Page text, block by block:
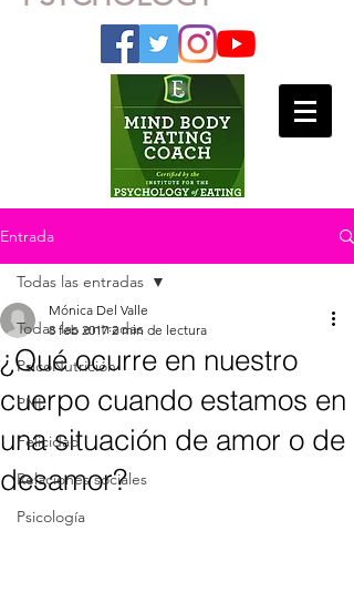
Entrada
Todas las entradas
PsicoNutrición
PNL
Felicidad
Relaciones sociales
Psicología
Todas las entradas
¿Qué ocurre en nuestro
cuerpo cuando estamos en
una situación de amor o de
desamor?
Mónica Del Valle
8 feb 2017 2 min de lectura